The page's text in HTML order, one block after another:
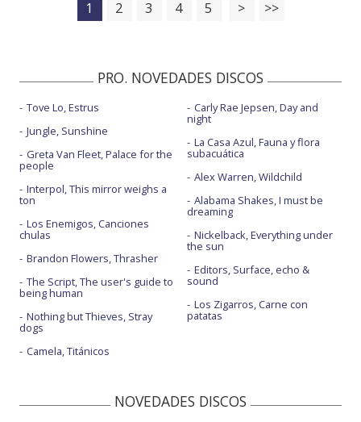
1 2 3 4 5 > >>
PRO. NOVEDADES DISCOS
Tove Lo, Estrus
Jungle, Sunshine
Greta Van Fleet, Palace for the
people
Interpol, This mirror weighs a
ton
Los Enemigos, Canciones
chulas
Brandon Flowers, Thrasher
The Script, The user's guide to
being human
Nothing but Thieves, Stray
dogs
Camela, Titánicos
Carly Rae Jepsen, Day and
night
La Casa Azul, Fauna y flora
subacuática
Alex Warren, Wildchild
Alabama Shakes, I must be
dreaming
Nickelback, Everything under
the sun
Editors, Surface, echo &
sound
Los Zigarros, Carne con
patatas
NOVEDADES DISCOS